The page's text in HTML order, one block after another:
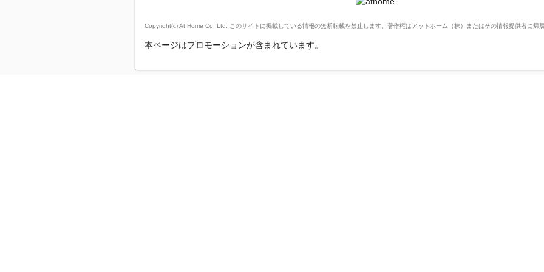
Copyright(c) At Home Co.,Ltd. このサイトに掲載している情報の無断転載を禁止します。著作権はアットホーム（株）またはその情報提供者に帰属
本ページはプロモーションが含まれています。